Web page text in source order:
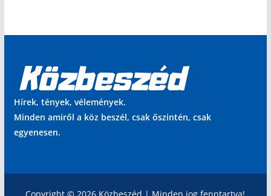
Hírek, tények, vélemények.
Minden amiről a köz beszél, csak őszintén, csak
egyenesen.